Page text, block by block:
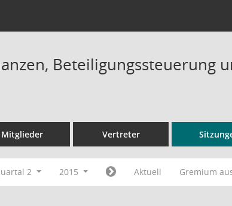
Beteiligungssteuerung
Mitglieder Vertreter
2 2015 Aktuell Gremium